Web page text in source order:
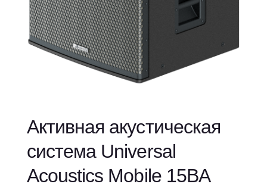
Активная акустическая
система Universal
Acoustics Mobile 15BA